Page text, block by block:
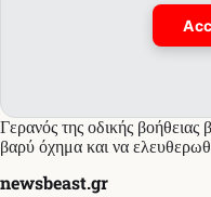
Γερανός της οδικής
βαρύ όχημα και να
newsbeast.gr